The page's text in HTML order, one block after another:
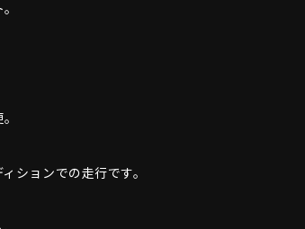
ションでの走行です。